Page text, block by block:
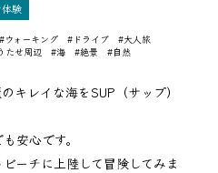
験
#ウォーキング #ドライブ
#大人旅
たせ周辺 #海 #絶景 #自然
キレイな海をSUP（サップ）
安心です。
ーチに上陸して冒険してみま